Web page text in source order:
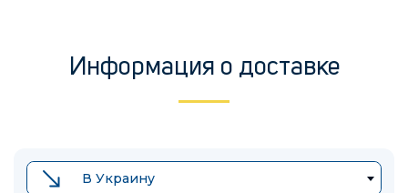
Информация о доставке
В Украину